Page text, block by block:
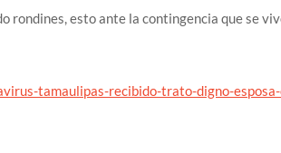
rondines, esto ante la contingencia que se
tamaulipas-recibido-trato-digno-